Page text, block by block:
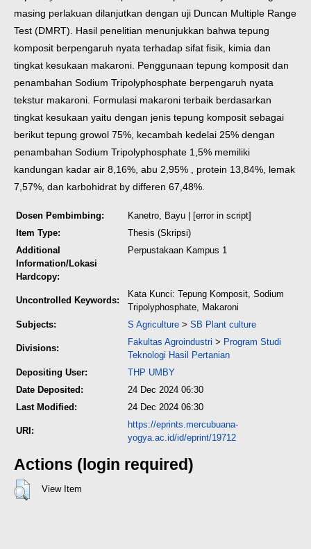
masing perlakuan dilanjutkan dengan uji Duncan Multiple Range
Test (DMRT). Hasil penelitian menunjukkan bahwa tepung
komposit berpengaruh nyata terhadap sifat fisik, kimia dan
tingkat kesukaan makaroni. Penggunaan tepung komposit dan
penambahan Sodium Tripolyphosphate berpengaruh nyata
tekstur makaroni. Formulasi makaroni terbaik berdasarkan
tingkat kesukaan yaitu dengan jenis tepung komposit sebagai
berikut tepung growol 75%, kecambah kedelai 25% dengan
penambahan Sodium Tripolyphosphate 1,5% memiliki
kandungan kadar air 8,16%, abu 2,95% , protein 13,84%, lemak
7,57%, dan karbohidrat by differen 67,48%.
Dosen Pembimbing: Kanetro, Bayu | [error in script]
Item Type:
Thesis (Skripsi)
Additional
Information/Lokasi
Hardcopy:
Perpustakaan Kampus 1
Uncontrolled Keywords:
Kata Kunci: Tepung Komposit, Sodium
Tripolyphosphate, Makaroni
Subjects:
S Agriculture > SB Plant culture
Divisions:
Fakultas Agroindustri > Program Studi
Teknologi Hasil Pertanian
Depositing User:
THP UMBY
Date Deposited:
24 Dec 2024 06:30
Last Modified:
24 Dec 2024 06:30
URI:
https://eprints.mercubuana-
yogya.ac.id/id/eprint/19712
Actions (login required)
View Item